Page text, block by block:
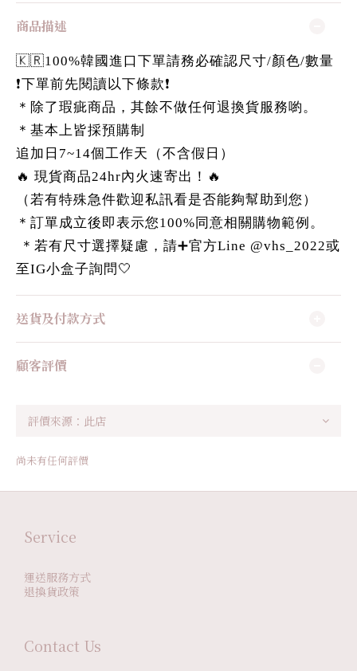
商品描述
🇰🇷100%韓國進口下單請務必確認尺寸/顏色/數量
❗️下單前先閱讀以下條款❗️
＊除了瑕疵商品，其餘不做任何退換貨服務喲。
＊基本上皆採預購制
追加日7~14個工作天（不含假日）
🔥 現貨商品24hr內火速寄出！🔥
（若有特殊急件歡迎私訊看是否能夠幫助到您）
＊訂單成立後即表示您100%同意相關購物範例。
＊若有尺寸選擇疑慮，請➕官方Line @vhs_2022或
至IG小盒子詢問🤍
送貨及付款方式
顧客評價
尚未有任何評價
Service
運送服務方式
退換貨政策
Contact Us